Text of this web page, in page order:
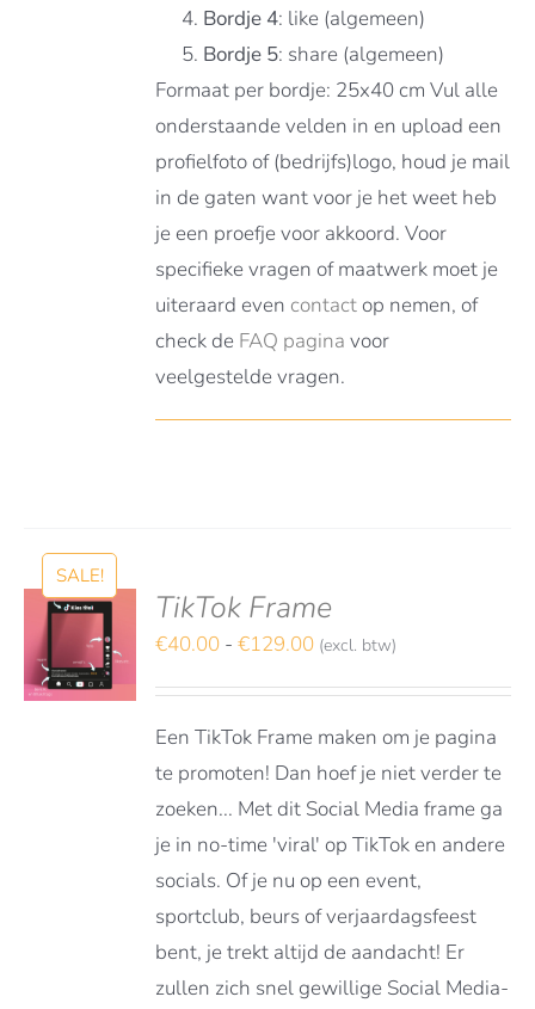
Bordje 4: like (algemeen)
Bordje 5: share (algemeen)
Formaat per bordje: 25x40 cm Vul alle
onderstaande velden in en upload een
profielfoto of (bedrijfs)logo, houd je mail
in de gaten want voor je het weet heb
je een proefje voor akkoord. Voor
specifieke vragen of maatwerk moet je
uiteraard even contactop nemen, of
check de FAQ pagina voor
veelgestelde vragen.
SALE!
TikTok Frame
€40.00 - €129.00Prijsklasse:
€129.00
(excl. btw)
Een TikTok Frame maken om je pagina
te promoten! Dan hoef je niet verder te
zoeken... Met dit Social Media frame ga
je in no-time 'viral' op TikTok en andere
socials. Of je nu op een event,
sportclub, beurs of verjaardagsfeest
bent, je trekt altijd de aandacht! Er
zullen zich snel gewillige Social Media-